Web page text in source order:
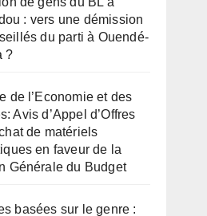
: vers une démission
du parti à Ouendé-
?
de l’Economie et des
Avis d’Appel d’Offres
de matériels
en faveur de la
Générale du Budget
basées sur le genre :